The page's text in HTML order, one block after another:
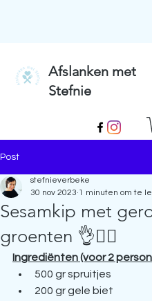
Afslanken met
Stefnie
Post
Sesamkip met
groenten 👌🧚‍♀️
stefnieverbeke
30 nov 2023 1 minuten om te
Ingrediënten (voor 2
500 gr spruitjes
200 gr gele biet